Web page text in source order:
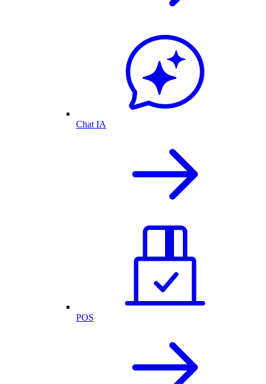
Chat IA
POS